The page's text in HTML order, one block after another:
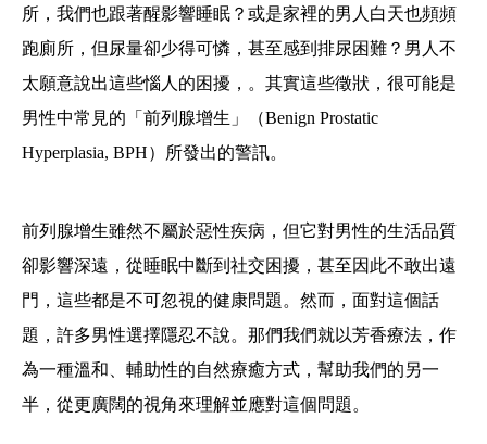
所，我們也跟著醒影響睡眠？或是家裡的男人白天也頻頻
跑廁所，但尿量卻少得可憐，甚至感到排尿困難？男人不
太願意說出這些惱人的困擾，。其實這些徵狀，很可能是
男性中常見的「前列腺增生」（Benign Prostatic
Hyperplasia, BPH）所發出的警訊。
前列腺增生雖然不屬於惡性疾病，但它對男性的生活品質
卻影響深遠，從睡眠中斷到社交困擾，甚至因此不敢出遠
門，這些都是不可忽視的健康問題。然而，面對這個話
題，許多男性選擇隱忍不說。那們我們就以芳香療法，作
為一種溫和、輔助性的自然療癒方式，幫助我們的另一
半，從更廣闊的視角來理解並應對這個問題。